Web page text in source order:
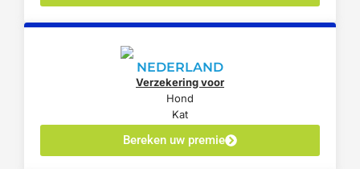
NEDERLAND
Verzekering voor
Hond
Kat
Bereken uw premie